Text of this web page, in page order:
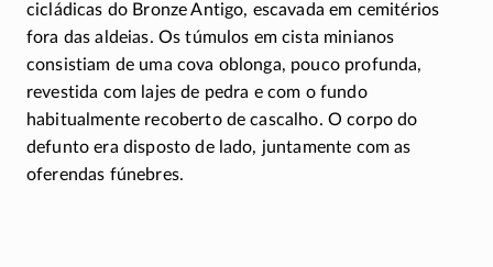
cicládicas do Bronze Antigo, escavada em cemitérios
fora das aldeias. Os túmulos em cista minianos
consistiam de uma cova oblonga, pouco profunda,
revestida com lajes de pedra e com o fundo
habitualmente recoberto de cascalho. O corpo do
defunto era disposto de lado, juntamente com as
oferendas fúnebres.